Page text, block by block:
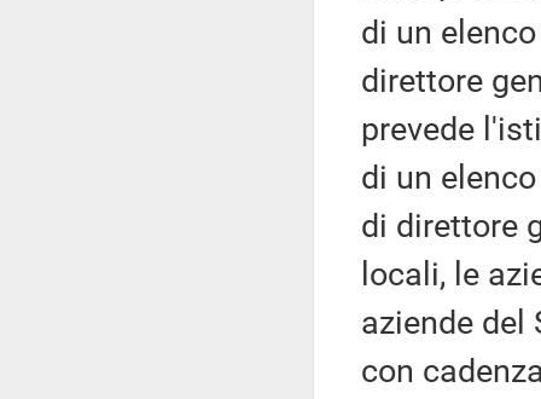
di un
direttore
prevede
di un
di direttore
locali, le
aziende del
con